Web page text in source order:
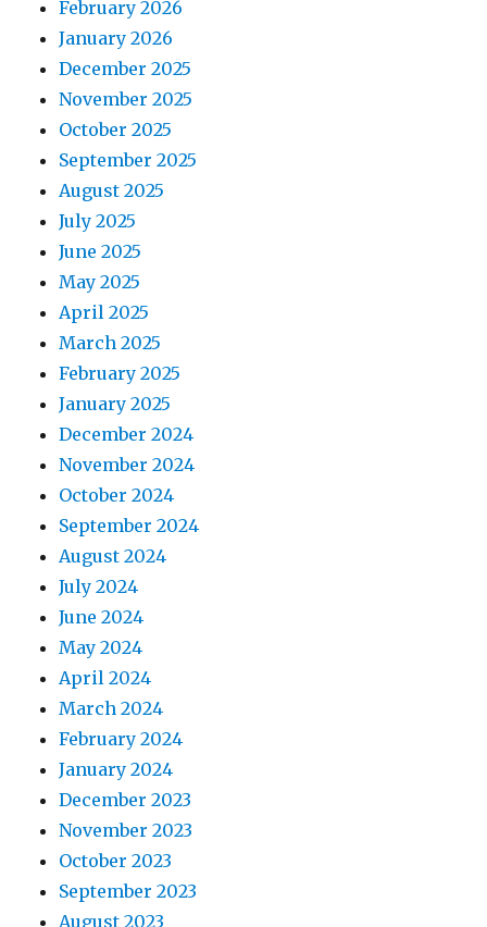
February 2026
January 2026
December 2025
November 2025
October 2025
September 2025
August 2025
July 2025
June 2025
May 2025
April 2025
March 2025
February 2025
January 2025
December 2024
November 2024
October 2024
September 2024
August 2024
July 2024
June 2024
May 2024
April 2024
March 2024
February 2024
January 2024
December 2023
November 2023
October 2023
September 2023
August 2023